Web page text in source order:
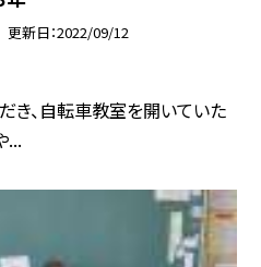
更新日 2022/09/12
き、自転車教室を開いていた
...